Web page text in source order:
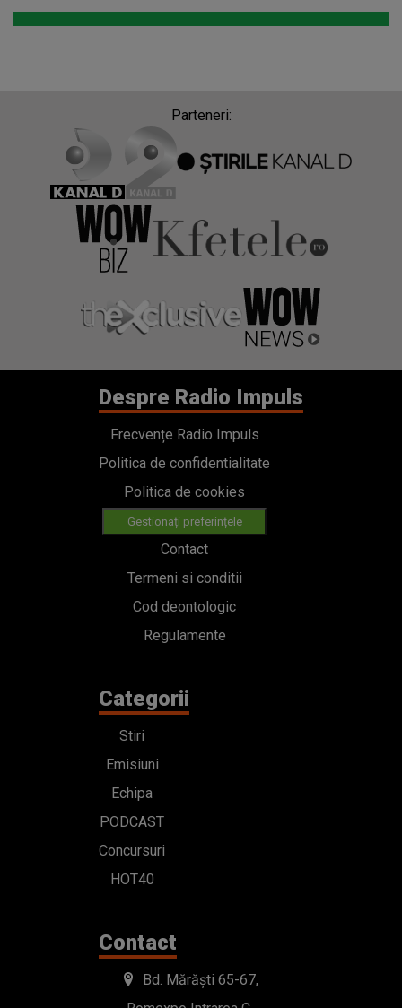
Parteneri:
Despre Radio Impuls
Frecvențe Radio Impuls
Politica de confidentialitate
Politica de cookies
Gestionați preferințele
Contact
Termeni si conditii
Cod deontologic
Regulamente
Categorii
Stiri
Emisiuni
Echipa
PODCAST
Concursuri
HOT40
Contact
Bd. Mărăști 65-67,